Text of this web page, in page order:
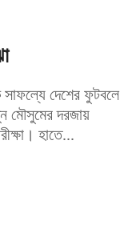
দেশের ফুটবলে
মৌসুমের দরজায়
হাতে...